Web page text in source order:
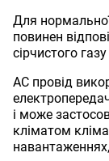
Для
повинен
сірчистого
АС провід
і може
кліматом